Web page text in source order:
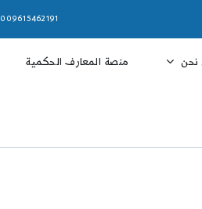
009615462191
نحن منصة المعارف الحكمية